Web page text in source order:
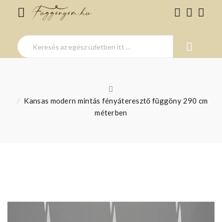
Kansas modern mintás fényáteresztő függöny 290 cm
méterben